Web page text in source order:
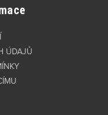
ÚDAJŮ